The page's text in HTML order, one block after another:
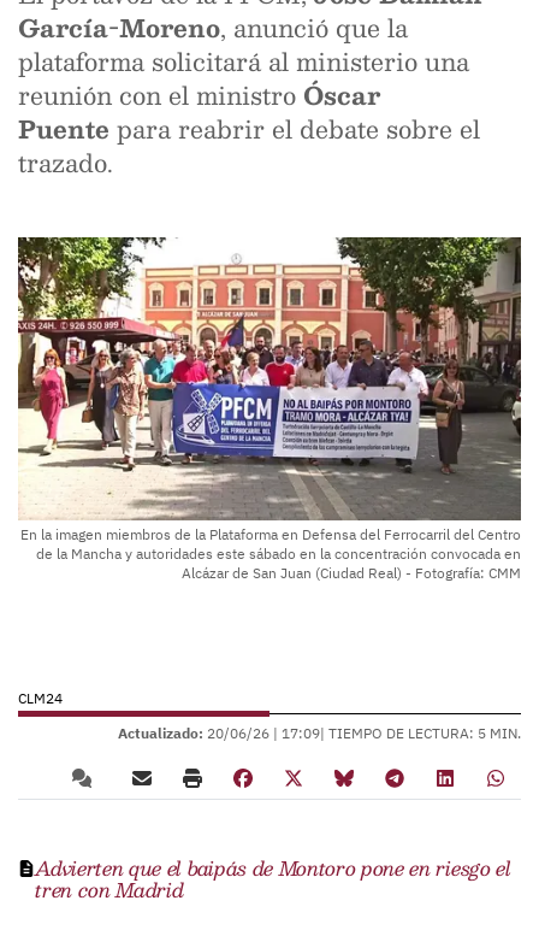
García-Moreno, anunció que la
plataforma solicitará al ministerio una
reunión con el ministro Óscar
Puente para reabrir el debate sobre el
trazado.
En la imagen miembros de la Plataforma en Defensa del Ferrocarril del Centro
de la Mancha y autoridades este sábado en la concentración convocada en
Alcázar de San Juan (Ciudad Real) - Fotografía: CMM
CLM24
Actualizado: 20/06/26 | 17:09| TIEMPO DE LECTURA: 5 MIN.
Advierten que el baipás de Montoro pone en riesgo el
tren con Madrid